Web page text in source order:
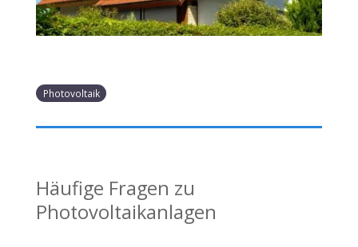
Photovoltaik
Häufige Fragen zu
Photovoltaikanlagen